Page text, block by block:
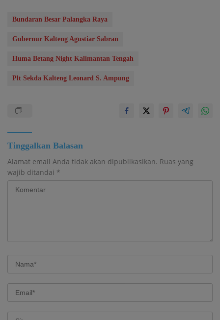
Bundaran Besar Palangka Raya
Gubernur Kalteng Agustiar Sabran
Huma Betang Night Kalimantan Tengah
Plt Sekda Kalteng Leonard S. Ampung
Tinggalkan Balasan
Alamat email Anda tidak akan dipublikasikan. Ruas yang
wajib ditandai *